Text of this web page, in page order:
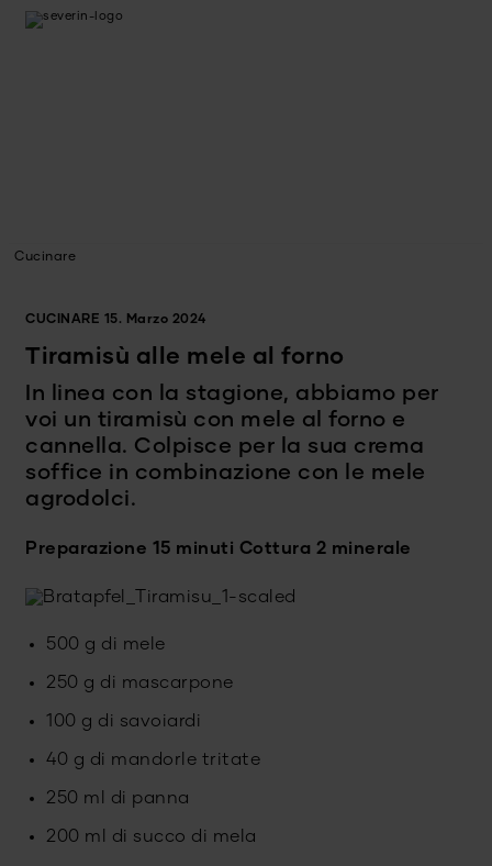
Cucinare
CUCINARE 15. Marzo 2024
Tiramisù alle mele al forno
In linea con la stagione, abbiamo per
voi un tiramisù con mele al forno e
cannella. Colpisce per la sua crema
soffice in combinazione con le mele
agrodolci.
Preparazione 15 minuti Cottura 2 minerale
500 g di mele
250 g di mascarpone
100 g di savoiardi
40 g di mandorle tritate
250 ml di panna
200 ml di succo di mela